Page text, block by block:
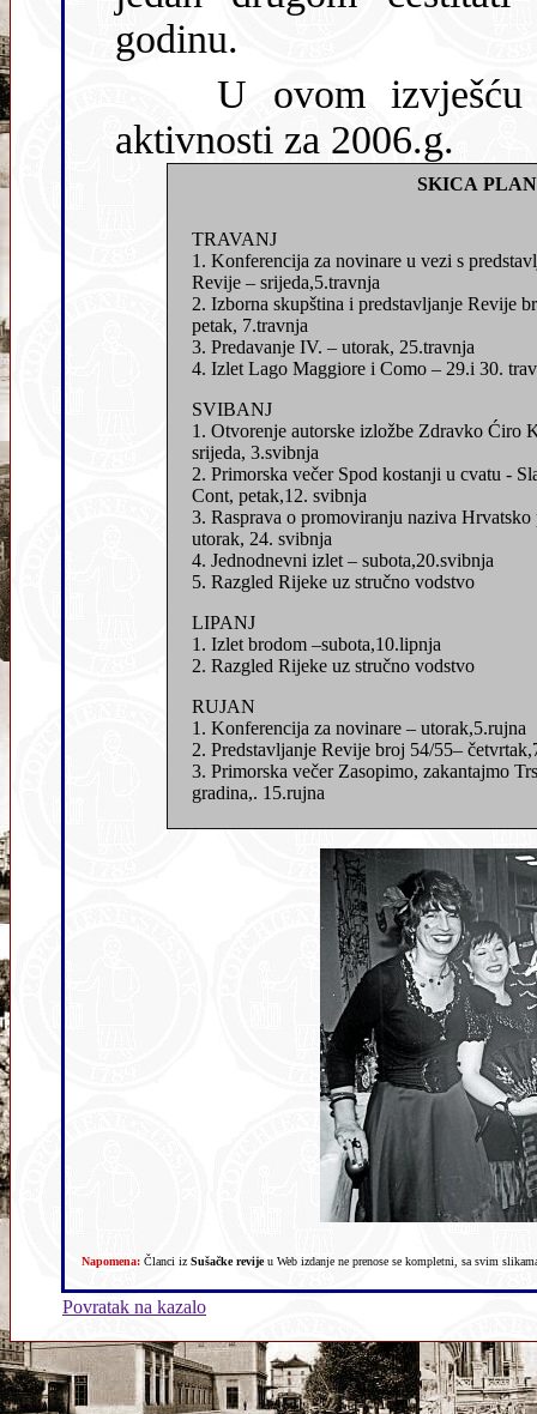
godinu.
aktivnosti za 2006.g.
SKICA
TRAVANJ
1. Konferencija za novinare u vezi s
Revije – srijeda,5.travnja
2. Izborna skupština i predstavljanje Revije
petak, 7.travnja
3. Predavanje IV. – utorak, 25.travnja
4. Izlet Lago Maggiore i Como – 29.i 30.
SVIBANJ
1. Otvorenje autorske izložbe Zdravko Ćiro
srijeda, 3.svibnja
2. Primorska večer Spod kostanji u cvatu -
Cont, petak,12. svibnja
3. Rasprava o promoviranju naziva Hrvatsko
utorak, 24. svibnja
4. Jednodnevni izlet – subota,20.svibnja
5. Razgled Rijeke uz stručno vodstvo
LIPANJ
1. Izlet brodom –subota,10.lipnja
2. Razgled Rijeke uz stručno vodstvo
RUJAN
1. Konferencija za novinare – utorak,5.rujna
2. Predstavljanje Revije broj 54/55–
3. Primorska večer Zasopimo, zakantajmo
gradina,. 15.rujna
Napomena: Članci iz Sušačke revijeu Web izdanje ne prenose se kompletni, sa svim
Povratak na kazalo